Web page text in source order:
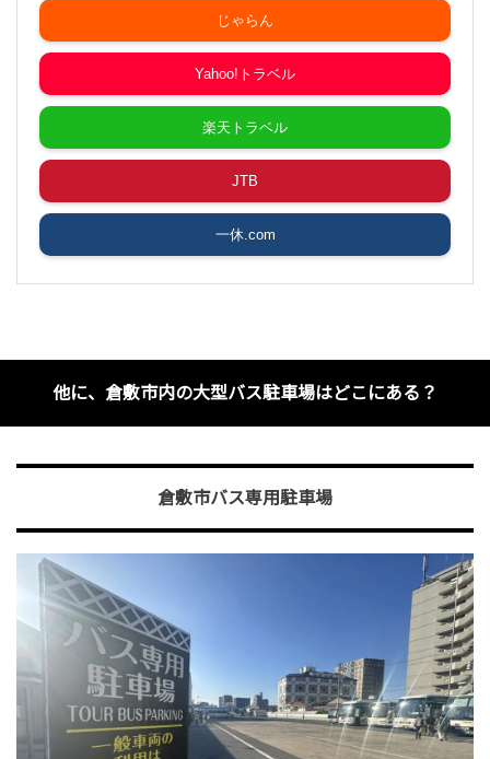
じゃらん
Yahoo!トラベル
楽天トラベル
JTB
一休.com
他に、倉敷市内の大型バス駐車場はどこにある？
倉敷市バス専用駐車場